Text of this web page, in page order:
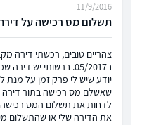
תשלום מס רכישה על
11/9/2016
צהריים טובים, רכשתי דירה
ב05/2017. ברשותי יש
יודע שיש לי פרק זמן על מנת
שאשלם מס רכישה בתור דירה
לדחות את תשלום המס
את הדירה שלי או שהתשלום מיידי (תוך 40